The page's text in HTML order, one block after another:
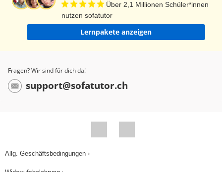
Über 2,1 Millionen Schüler*innen
nutzen sofatutor
Lernpakete anzeigen
Fragen? Wir sind für dich da!
support@sofatutor.ch
Allg. Geschäftsbedingungen ›